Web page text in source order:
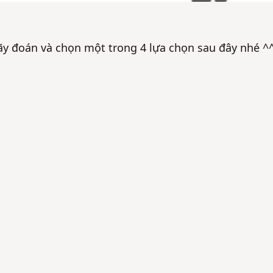
đoán và chọn một trong 4 lựa chọn sau đây nhé